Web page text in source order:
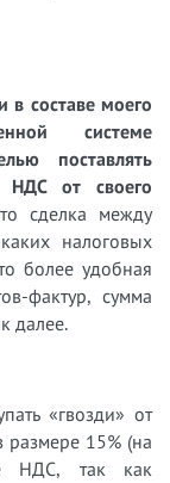
в составе моего
системе
поставлять
от своего
сделка между
налоговых
более удобная
фактур, сумма
далее.
«гвозди» от
размере 15% (на
НДС, так как